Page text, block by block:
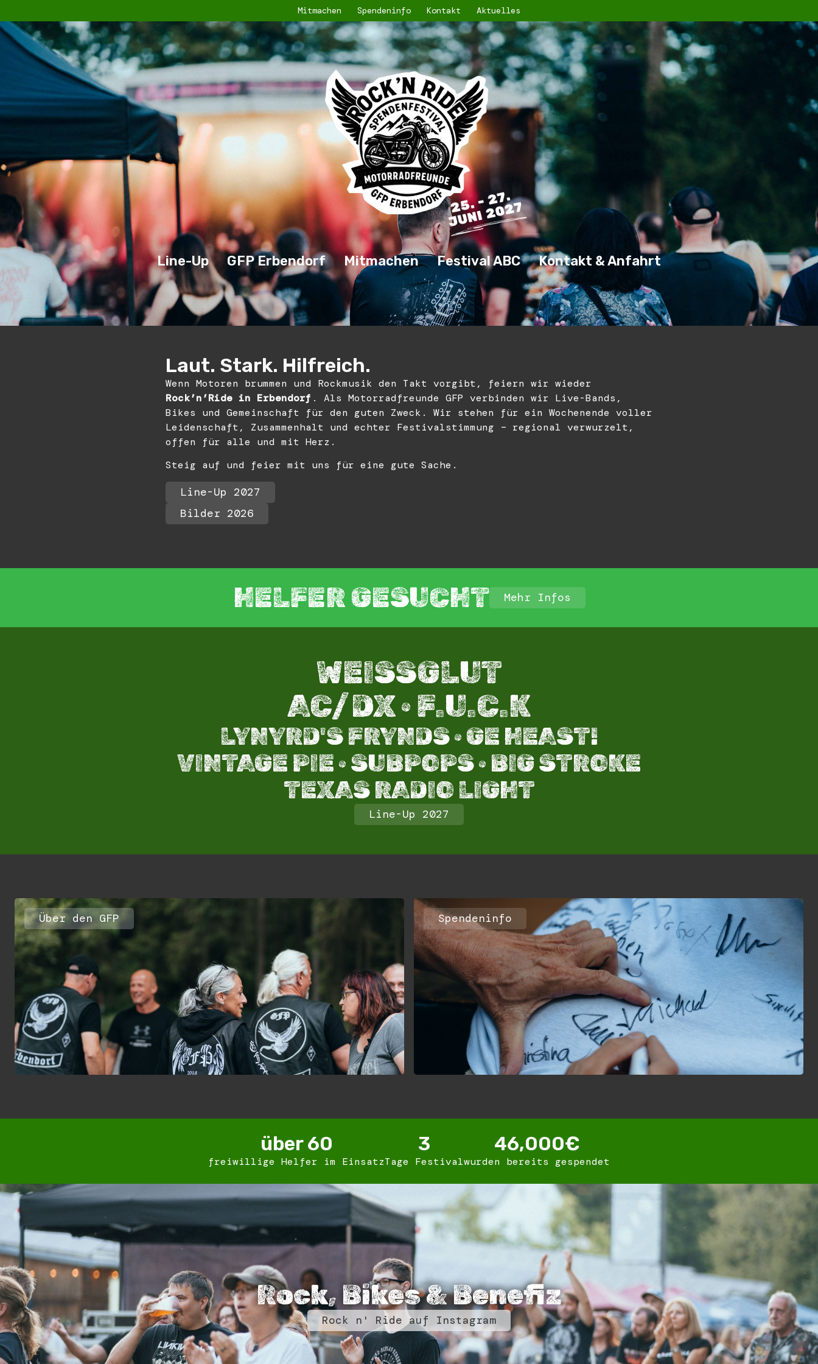
Mitmachen Spendeninfo Kontakt Aktuelles
Line-Up GFP Erbendorf Mitmachen Festival ABC Kontakt & Anfahrt
Laut. Stark. Hilfreich.
Wenn Motoren brummen und Rockmusik den Takt vorgibt, feiern wir wieder
Rock’n’Ride in Erbendorf . Als Motorradfreunde GFP verbinden wir Live-Bands,
Bikes und Gemeinschaft für den guten Zweck. Wir stehen für ein Wochenende voller
Leidenschaft, Zusammenhalt und echter Festivalstimmung – regional verwurzelt,
offen für alle und mit Herz.
Steig auf und feier mit uns für eine gute Sache.
Line-Up 2027
Bilder 2026
HELFER GESUCHT Mehr Infos
WEISSGLUT
AC/DX · F.U.C.K
LYNYRD'S FRYNDS · GE HEAST!
VINTAGE PIE · SUBPOPS · BIG STROKE​
TEXAS RADIO LIGHT​
Line-Up 2027
Über den GFP Spendeninfo
freiwillige Helfer im Einsatz
über 60
Tage Festival
3
wurden bereits gespendet
46,000€
Rock, Bikes & Benefiz
Rock n' Ride auf Instagram